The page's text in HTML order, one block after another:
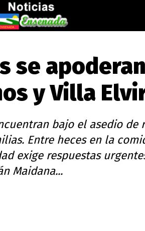
se apoderan
y Villa
bajo el asedio de
Entre heces en la
exige respuestas
Maidana...